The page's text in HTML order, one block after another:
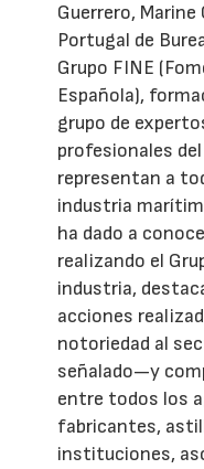
Guerrero,
Portugal de
Grupo FINE
Española),
grupo de
profesionales
representan a
industria
ha dado a
realizando el
industria,
acciones
notoriedad al
señalado—y
entre todos los
fabricantes,
instituciones,